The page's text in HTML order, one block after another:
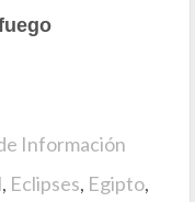
Información
, Eclipses, Egipto,